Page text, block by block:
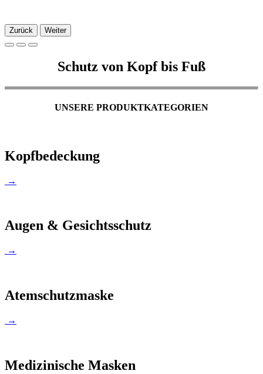
Zurück Weiter
Schutz von Kopf bis Fuß
UNSERE PRODUKTKATEGORIEN
Kopfbedeckung
→
Augen & Gesichtsschutz
→
Atemschutzmaske
→
Medizinische Masken